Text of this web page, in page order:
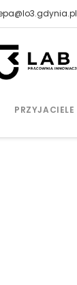
PRZYJACIELE